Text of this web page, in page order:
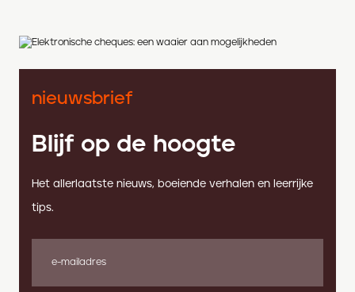
nieuwsbrief
Blijf op de hoogte
Het allerlaatste nieuws, boeiende verhalen en leerrijke
tips.